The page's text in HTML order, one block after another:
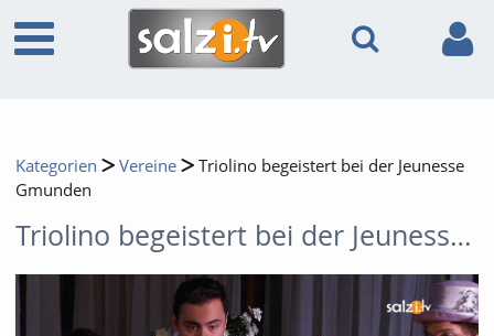
Kategorien Vereine
Triolino begeistert bei der Jeunesse
Gmunden
Triolino begeistert bei der Jeunesse Gmunden